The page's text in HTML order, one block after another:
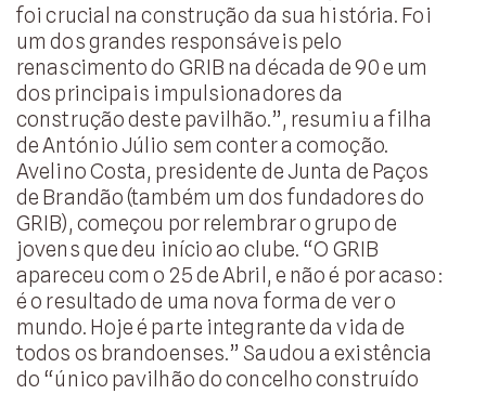
foi crucial na construção da sua história. Foi
um dos grandes responsáveis pelo
renascimento do GRIB na década de 90 e um
dos principais impulsionadores da
construção deste pavilhão.”, resumiu a filha
de António Júlio sem conter a comoção.
Avelino Costa, presidente de Junta de Paços
de Brandão (também um dos fundadores do
GRIB), começou por relembrar o grupo de
jovens que deu início ao clube. “O GRIB
apareceu com o 25 de Abril, e não é por acaso:
é o resultado de uma nova forma de ver o
mundo. Hoje é parte integrante da vida de
todos os brandoenses.” Saudou a existência
do “único pavilhão do concelho construído